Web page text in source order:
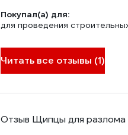
Покупал(а) для:
для проведения
Читать все отзывы (1)
Отзыв Щипцы для разлома